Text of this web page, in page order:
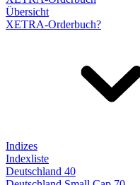
Übersicht
XETRA-Orderbuch?
Indizes
Indexliste
Deutschland 40